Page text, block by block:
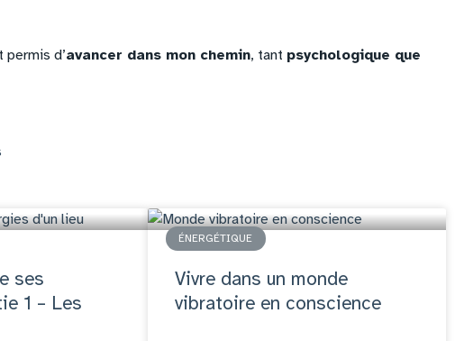
d’avancer dans mon chemin, tant psychologique que
ses
1 – Les
ÉNERGÉTIQUE
Vivre dans un monde
vibratoire en conscience